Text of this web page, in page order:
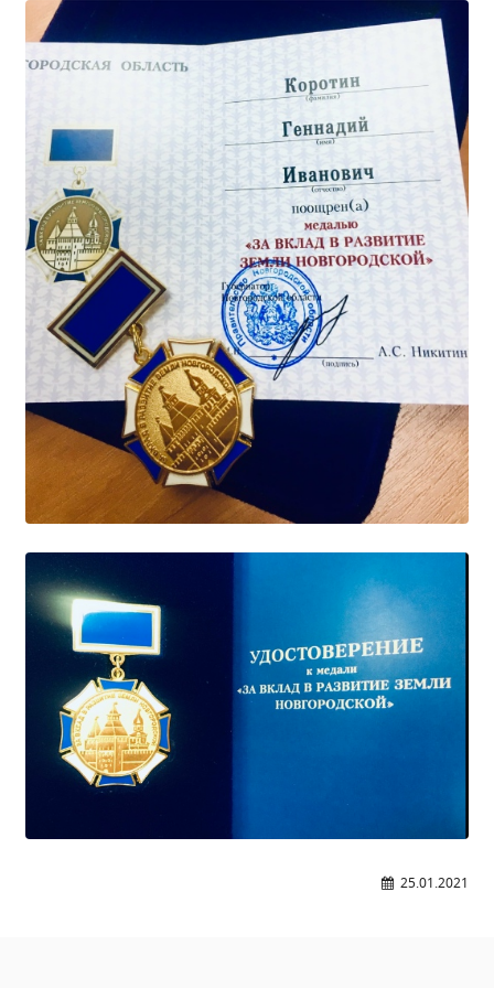
Образование
Образовательные стандарты и требования
Материально-техническое обеспечение и
оснащенность образовательного процесса.
Доступная среда
Стипендии и меры поддержки обучающихся
Платные образовательные услуги
Финансово-хозяйственная деятельность
Вакантные места для приёма (перевода)
Международное сотрудничество
Организация питания в образовательной
организации
УЧЕБНАЯ РАБОТА
Расписание занятий
Локальные акты
ВОСПИТАТЕЛЬНАЯ РАБОТА
Безопасность на железной дороге
ГТО
Дополнительное образование
Информационная безопасность
Информация для детей-сирот
25.01.2021